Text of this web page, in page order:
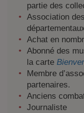
partie des
Association
Achat en
Abonné des
la carte
Membre
partenaires.
Anciens
Journaliste